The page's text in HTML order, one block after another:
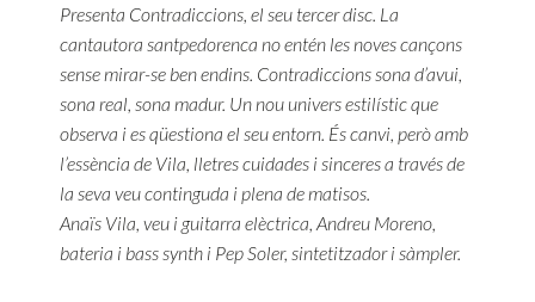
Presenta Contradiccions, el seu tercer disc. La
cantautora santpedorenca no entén les noves cançons
sense mirar-se ben endins. Contradiccions sona d’avui,
sona real, sona madur. Un nou univers estilístic que
observa i es qüestiona el seu entorn. És canvi, però amb
l’essència de Vila, lletres cuidades i sinceres a través de
la seva veu continguda i plena de matisos.
Anaïs Vila, veu i guitarra elèctrica, Andreu Moreno,
bateria i bass synth i Pep Soler, sintetitzador i sàmpler.